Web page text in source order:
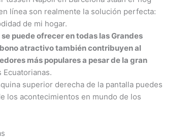
línea son realmente la solución perfecta:
de mi hogar.
puede ofrecer en todas las Grandes
atractivo también contribuyen al
más populares a pesar de la gran
Ecuatorianas.
superior derecha de la pantalla puedes
los acontecimientos en mundo de los